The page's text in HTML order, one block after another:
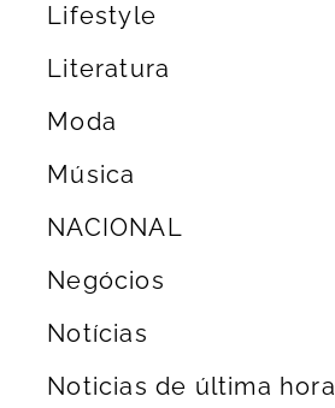
Lifestyle
Literatura
Moda
Música
NACIONAL
Negócios
Notícias
Noticias de última hora